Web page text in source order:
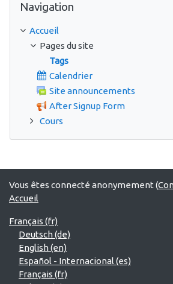
Navigation
Accueil
Pages du site
Tags
Calendrier
Site announcements
After Signup Form
Cours
Vous êtes connecté anonymement (
Accueil
Français ‎(fr)‎
Deutsch ‎(de)‎
English ‎(en)‎
Español - Internacional ‎(es)‎
Français ‎(fr)‎